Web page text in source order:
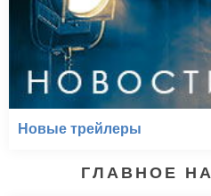
Новые трейлеры
ГЛАВНОЕ